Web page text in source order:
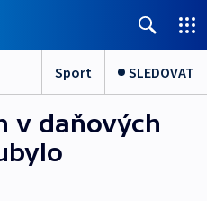
Sport SLEDOVAT
v daňových